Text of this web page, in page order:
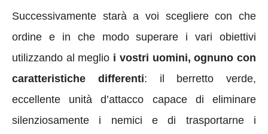
Successivamente starà a voi scegliere con che
ordine e in che modo superare i vari obiettivi
utilizzando al meglio i vostri uomini, ognuno con
caratteristiche differenti: il berretto verde,
eccellente unità d’attacco capace di eliminare
silenziosamente i nemici e di trasportarne i